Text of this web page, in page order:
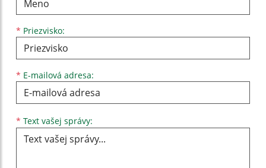
* Priezvisko:
* E-mailová adresa:
* Text vašej správy: